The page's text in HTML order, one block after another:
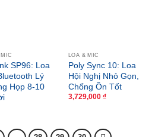
MIC
SP96: Loa
Lý
Họp 8-10
LOA & MIC
Poly Sync 10: Loa
Hội Nghị Nhỏ Gọn,
Chống Ồn Tốt
3,729,000 ₫